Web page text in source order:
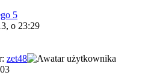
5
o 23:29
zet48